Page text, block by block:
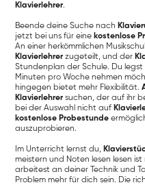
Klavierlehrer.
Beende deine Suche nach
jetzt bei uns für eine kostenlose
An einer herkömmlichen
Klavierlehrer zugeteilt, und der
Stundenplan der Schule. Du legst
Minuten pro Woche nehmen
hingegen bietet mehr Flexibilität.
Klavierlehrer suchen, der auf ihr
bei der Auswahl nicht auf
kostenlose Probestunde
auszuprobieren.
Im Unterricht lernst du,
meistern und Noten lesen lesen
arbeitest an deiner Technik und
Problem mehr für dich sein. Die